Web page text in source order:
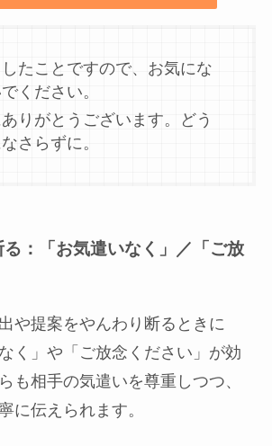
たことですので、お気にな
ください。
りがとうございます。どう
さらずに。
：「お気遣いなく」／「ご放
や提案をやんわり断るときに
く」や「ご放念ください」が効
も相手の気遣いを尊重しつつ、
に伝えられます。